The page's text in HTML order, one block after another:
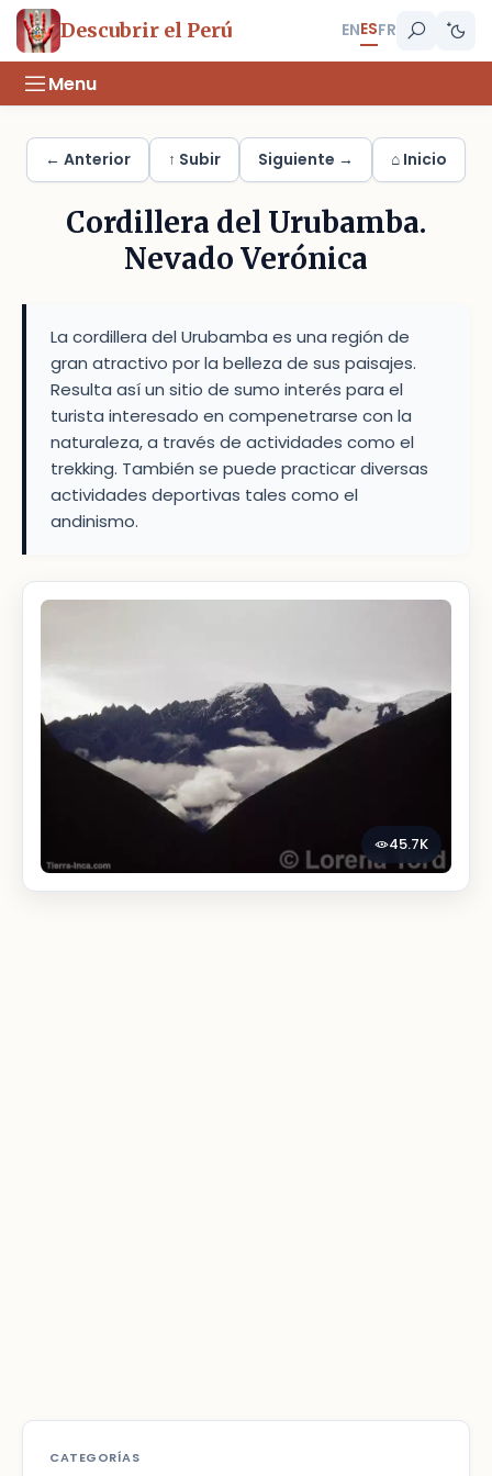
Descubrir el Perú ENESFR
Menu
← Anterior ↑ Subir Siguiente → ⌂ Inicio
Cordillera del Urubamba.
Nevado Verónica
La cordillera del Urubamba es una región de
gran atractivo por la belleza de sus paisajes.
Resulta así un sitio de sumo interés para el
turista interesado en compenetrarse con la
naturaleza, a través de actividades como el
trekking. También se puede practicar diversas
actividades deportivas tales como el
andinismo.
45.7K
CATEGORÍAS